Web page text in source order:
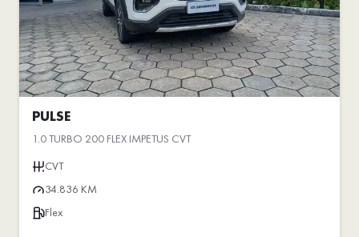
PULSE
1.0 TURBO 200 FLEX IMPETUS CVT
CVT
34.836 KM
Flex